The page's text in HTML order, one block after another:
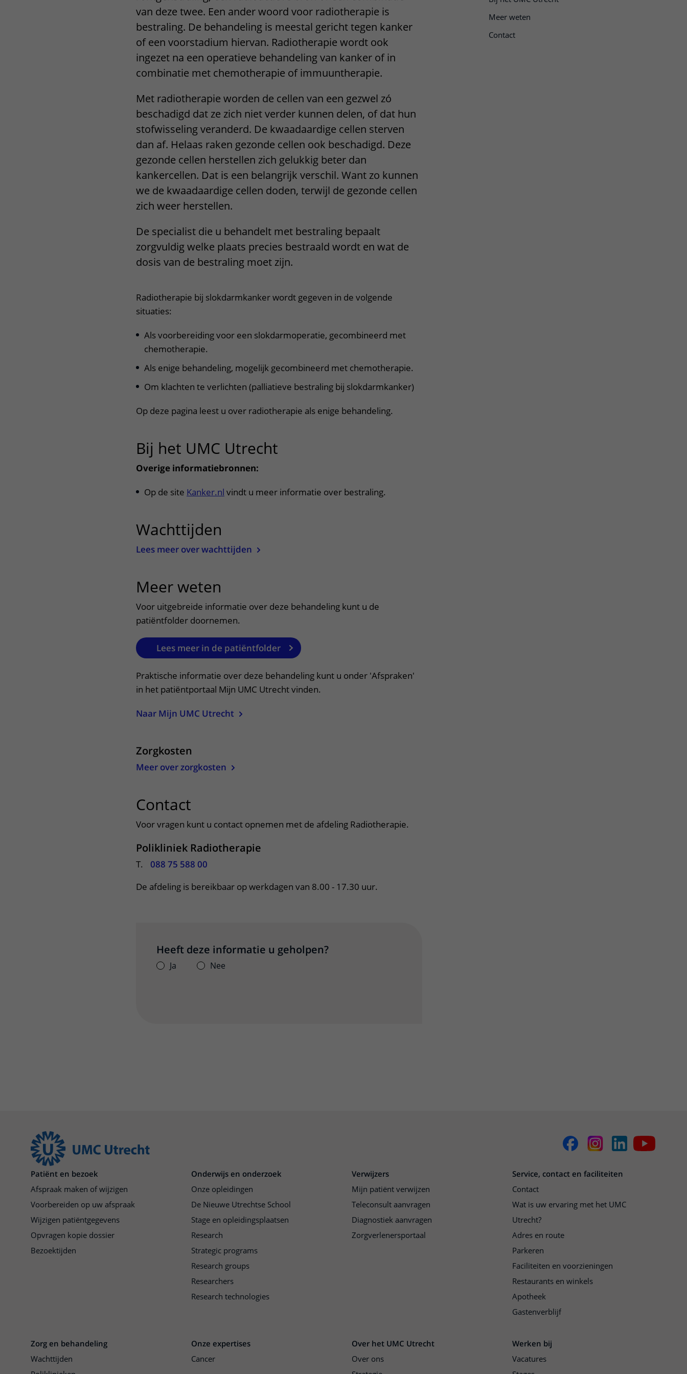
Bezoektijden
Wijzigen patiëntgegevens
Contact met verpleegafdeling
Het Wilhelmina
Kinderziekenhuis
Meer weten
Contact
van deze twee. Een ander woord voor radiotherapie is
bestraling. De behandeling is meestal gericht tegen kanker
of een voorstadium hiervan. Radiotherapie wordt ook
ingezet na een operatieve behandeling van kanker of in
combinatie met chemotherapie of immuuntherapie.
Met radiotherapie worden de cellen van een gezwel zó
beschadigd dat ze zich niet verder kunnen delen, of dat hun
stofwisseling veranderd. De kwaadaardige cellen sterven
dan af. Helaas raken gezonde cellen ook beschadigd. Deze
gezonde cellen herstellen zich gelukkig beter dan
kankercellen. Dat is een belangrijk verschil. Want zo kunnen
we de kwaadaardige cellen doden, terwijl de gezonde cellen
zich weer herstellen.
De specialist die u behandelt met bestraling bepaalt
zorgvuldig welke plaats precies bestraald wordt en wat de
dosis van de bestraling moet zijn.
Radiotherapie bij slokdarmkanker wordt gegeven in de volgende
situaties:
Als voorbereiding voor een slokdarmoperatie, gecombineerd met
chemotherapie.
Als enige behandeling, mogelijk gecombineerd met chemotherapie.
Om klachten te verlichten (palliatieve bestraling bij slokdarmkanker)
Op deze pagina leest u over radiotherapie als enige behandeling.
Bij het UMC Utrecht
Overige informatiebronnen:
Op de site Kanker.nl vindt u meer informatie over bestraling.
Wachttijden
Lees meer over wachttijden
Meer weten
Voor uitgebreide informatie over deze behandeling kunt u de
patiëntfolder doornemen.
Lees meer in de patiëntfolder
Praktische informatie over deze behandeling kunt u onder 'Afspraken'
in het patiëntportaal Mijn UMC Utrecht vinden.
Naar Mijn UMC Utrecht
Zorgkosten
Meer over zorgkosten
Contact
Voor vragen kunt u contact opnemen met de afdeling Radiotherapie.
Polikliniek Radiotherapie
T.
088 75 588 00
De afdeling is bereikbaar op werkdagen van 8.00 - 17.30 uur.
Heeft deze informatie u geholpen?
Ja Nee
Patiënt en bezoek
Afspraak maken of wijzigen
Voorbereiden op uw afspraak
Wijzigen patiëntgegevens
Opvragen kopie dossier
Bezoektijden
Onderwijs en onderzoek
Onze opleidingen
De Nieuwe Utrechtse School
Stage en opleidingsplaatsen
Research
Strategic programs
Research groups
Researchers
Research technologies
Verwijzers
Mijn patiënt verwijzen
Teleconsult aanvragen
Diagnostiek aanvragen
Zorgverlenersportaal
Service, contact en faciliteiten
Contact
Wat is uw ervaring met het UMC
Utrecht?
Adres en route
Parkeren
Faciliteiten en voorzieningen
Restaurants en winkels
Apotheek
Gastenverblijf
Zorg en behandeling
Wachttijden
Onze expertises
Cancer
Over het UMC Utrecht
Over ons
Werken bij
Vacatures